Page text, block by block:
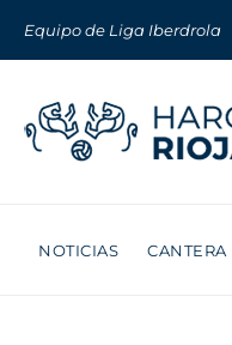
Equipo de Liga Iberdrola
NOTICIAS CANTERA